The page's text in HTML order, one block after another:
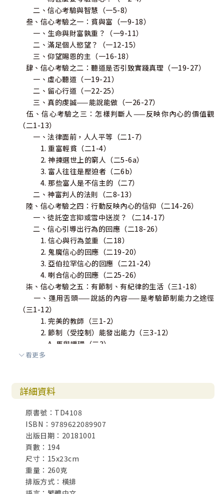
二、信心考驗與智慧（一5-8）
叁、信心考驗之一：貧與富（一9-18）
一、生命與財富孰重？（一9-11）
二、滿足個人慾望？（一12-15）
三、仰望賜恩的主（一16-18）
肆、信心考驗之二：聽道是否引致實踐真理（一19-27）
一、虛心聽道（一19-21）
二、留心行道（一22-25）
三、真的虔誠——能說能做（一26-27）
伍、信心考驗之三：怎樣判斷人——反映你內心的價值觀
（二1-13）
一、法律面前，人人平等（二1-7）
1. 重富輕貧（二1-4）
2. 神揀選世上的窮人（二5-6a）
3. 富人往往是壓迫者（二6b）
4. 那些富人是不信主的（二7）
二、神富判人的法則（二8-13）
陸、信心考驗之四：行動反映內心的信仰（二14-26）
一、徒託空言抑或雪中送炭？（二14-17）
二、信心引導出行為的回應（二18-26）
1. 信心與行為並重（二18）
2. 鬼魔信心的回應（二19-20）
3. 亞伯拉罕信心的回應（二21-24）
4. 喇合信心的回應（二25-26）
柒、信心考驗之五：有節制、有紀律的生活（三1-18）
一、運用舌頭——說話的內容——是考驗節制能力之途徑
（三1-12）
1. 完美的教師（三1-2）
2. 節制（受控制）能發出能力（三3-12）
A. 馬與嚼環（三3）
B. 船與舵（三4）
b. 舌頭像無法消滅的「怪獸」（三7-8）
c. 一口兩舌的怪物（三9-12）
捌、信心考驗之六：世俗化的誘惑（四1-五12）
一、世俗化之一：追求物慾（四1-12）
1. 追求物慾享樂（四1-3）
2. 警告：從失敗的地方回轉（四4-10）
A. 對付肉體的私慾（四4-6）
B. 對付魔鬼（四7-10）
3. 警告：不要彼此批評（四11-12）
看更多
詳細資料
原書號：TD4108
ISBN：9789622089907
出版日期：20181001
頁數：194
尺寸：15x23cm
重量：260克
排版方式：橫排